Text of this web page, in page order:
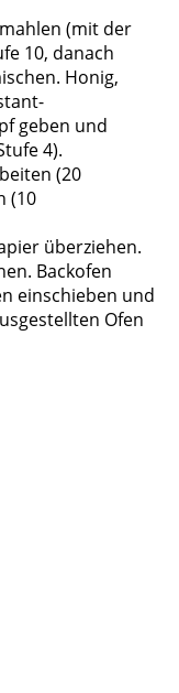
(mit der
10, danach
Honig,
geben und
4).
(20
(10
überziehen.
Backofen
einschieben und
Ofen